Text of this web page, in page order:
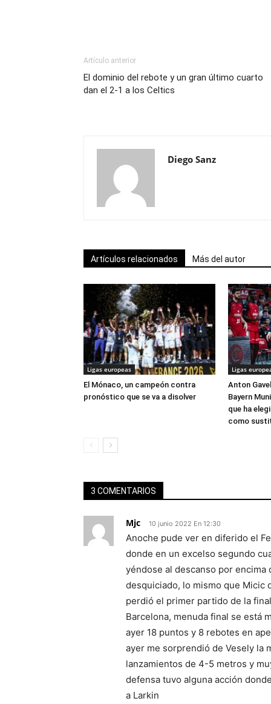
Artículo anterior
El dominio del rebote y un gran último cuarto
dan el 2-1 a los Celtics
Diego Sanz
Artículos relacionados Más del autor
Ligas europeas
El Mónaco, un campeón contra
pronóstico que se va a disolver
Ligas
Anton
Bayern
que ha
como
3 COMENTARIOS
Mjc 10 junio 2022 En 12:30
Anoche pude ver en diferido el
donde en un excelso segundo
yéndose al descanso por
desquiciado, lo mismo que Micic
perdió el primer partido de la
Barcelona, menuda final se está
ayer 18 puntos y 8 rebotes en
ayer me sorprendió de Vesely la
lanzamientos de 4-5 metros y
defensa tuvo alguna acción
a Larkin